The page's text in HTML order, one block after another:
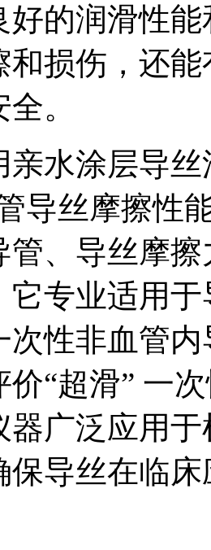
好的润滑性
和损伤，还
。
亲水涂层导
导丝摩擦性
管、导丝摩
它专业适用
次性非血管
价“超滑” 一
器广泛应用
保导丝在临